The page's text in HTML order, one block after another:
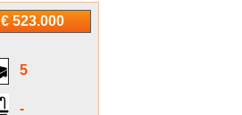
€ 523.000
5
-